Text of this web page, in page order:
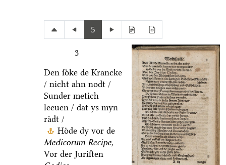
5
3
Den ſoͤke de Krancke
/ nicht ahn nodt /
Sunder metich
leeuen / dat ys myn
raͤdt /
Hoͤde dy vor de
Medicorum Recipe,
Vor der Juriſten